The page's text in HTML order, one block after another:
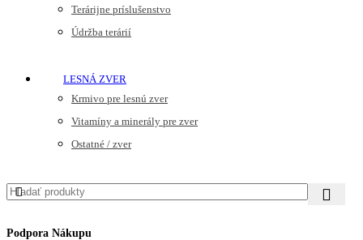
Terárijne príslušenstvo
Údržba terárií
LESNÁ ZVER
Krmivo pre lesnú zver
Vitamíny a minerály pre zver
Ostatné / zver
Podpora Nákupu